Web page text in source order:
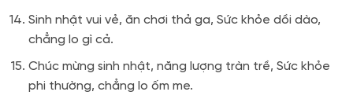
Sinh nhật vui vẻ, ăn chơi thả ga, Sức khỏe dồi dào,
chẳng lo gì cả.
Chúc mừng sinh nhật, năng lượng tràn trề, Sức khỏe
phi thường, chẳng lo ốm me.